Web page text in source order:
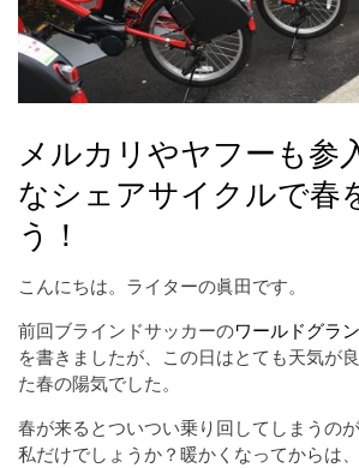
メルカリやヤフーも参
なシェアサイクルで春
う！
こんにちは。ライターの眞田です。
前回ブラインドサッカーのワールドグラ
を書きましたが、この日はとても天気が
た春の陽気でした。
春が来るとついつい乗り回してしまうの
私だけでしょうか？暖かくなってからは